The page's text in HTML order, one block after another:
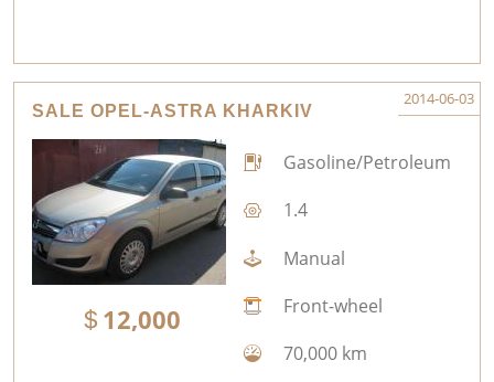
SALE OPEL-ASTRA KHARKIV
2014-06-03
12,000
Gasoline/Petroleum
1.4
Manual
Front-wheel
70,000 km